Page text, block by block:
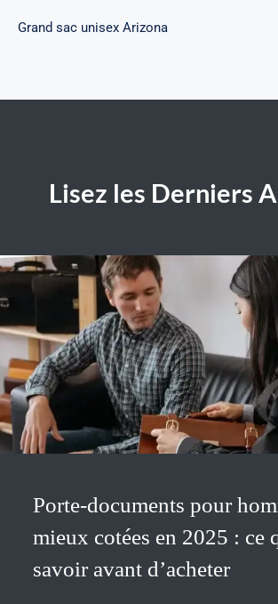
Grand sac unisex Arizona
Lisez les Derniers
Porte-documents pour
mieux cotées en 2025 : ce
savoir avant d’acheter